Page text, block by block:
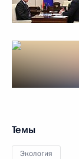
Темы
Экология